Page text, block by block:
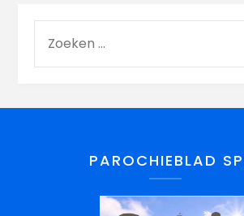
PAROCHIEBLAD